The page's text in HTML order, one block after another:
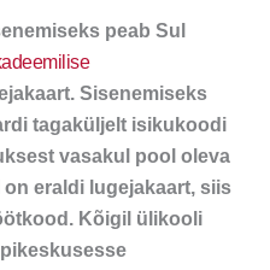
peab Sul
Sisenemiseks
tagaküljelt isikukoodi
vasakul pool oleva
eraldi lugejakaart, siis
Kõigil ülikooli